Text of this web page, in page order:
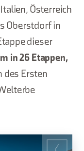
Österreich
Oberstdorf in
dieser
in 26 Etappen,
des Ersten